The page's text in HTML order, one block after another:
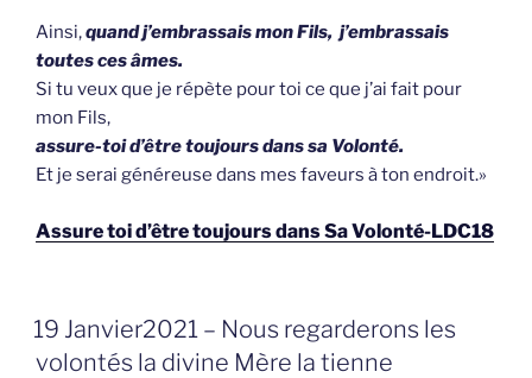
Ainsi,quand j’embrassais mon Fils, j’embrassais
toutes ces âmes.
Si tu veux que je répète pour toi ce que j’ai fait pour
mon Fils,
assure-toi d’être toujours dans sa Volonté.
Et je serai généreuse dans mes faveurs à ton endroit.»
Assure toi d’être toujours dans Sa Volonté-LDC18
GEPLAATST
OP
19 Janvier2021 – Nous regarderons les
volontés la divine Mère la tienne